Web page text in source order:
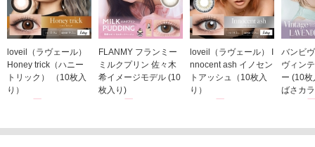
loveil（ラヴェール）
Honey trick（ハニー
トリック） （10枚入
り）
FLANMY フランミー
ミルクプリン 佐々木
希イメージモデル (10
枚入り)
loveil（ラヴェール） I
nnocent ash イノセン
トアッシュ（10枚入
り）
バンビ
ヴィン
ー (10
ばさカ